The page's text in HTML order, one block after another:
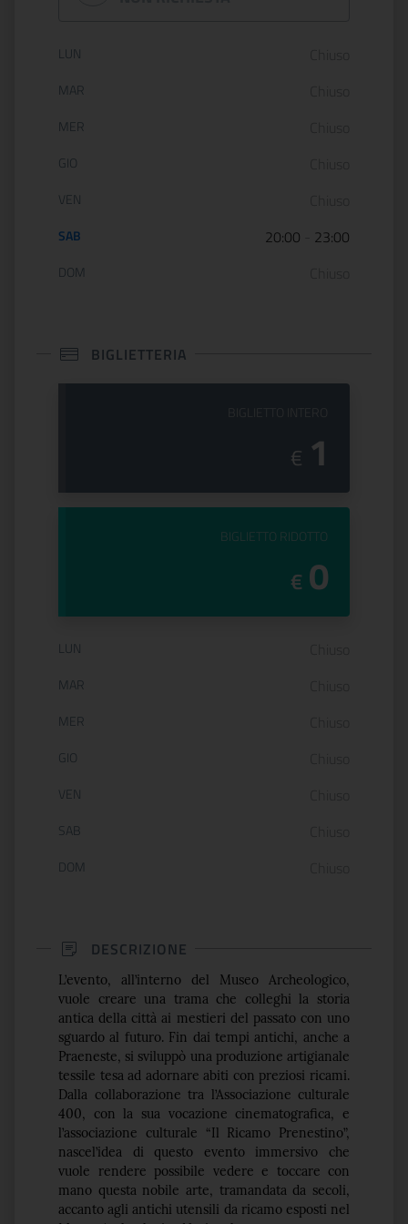
Orario di apertura:
LUN
MAR
MER
GIO
VEN
SAB 20:00 23:00
DOM
BIGLIETTERIA
€ 1
PREZZO DEL
BIGLIETTO RIDOTTO
€ 0
Orario di apertura:
LUN
MAR
MER
GIO
VEN
SAB
DOM
DESCRIZIONE
L’evento, all’interno del Museo Archeologico,
vuole creare una trama che colleghi la storia
antica della città ai mestieri del passato con uno
sguardo al futuro. Fin dai tempi antichi, anche a
Praeneste, si sviluppò una produzione artigianale
tessile tesa ad adornare abiti con preziosi ricami.
Dalla collaborazione tra l’Associazione culturale
400, con la sua vocazione cinematografica, e
l’associazione culturale “Il Ricamo Prenestino”,
nascel’idea di questo evento immersivo che
vuole rendere possibile vedere e toccare con
mano questa nobile arte, tramandata da secoli,
accanto agli antichi utensili da ricamo esposti nel